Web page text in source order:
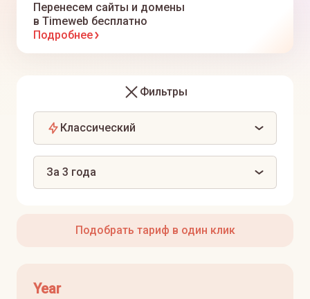
Перенесем сайты и домены
в Timeweb бесплатно
Подробнее
Фильтры
Классический
За 3 года
Подобрать тариф в один клик
Year